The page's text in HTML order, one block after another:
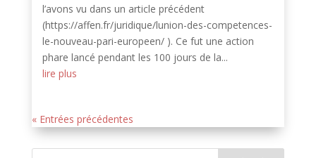
l’avons vu dans un article précédent
(https://affen.fr/juridique/lunion-des-competences-
le-nouveau-pari-europeen/ ). Ce fut une action
phare lancé pendant les 100 jours de la...
lire plus
« Entrées précédentes